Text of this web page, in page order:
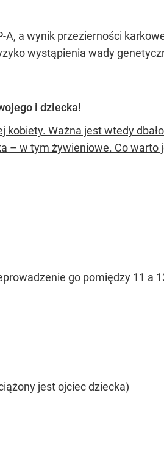
a wynik przezierności
wystąpienia wady
i dziecka!
Ważna jest wtedy
– w tym żywieniowe. Co warto
go pomiędzy 11 a
jest ojciec dziecka)